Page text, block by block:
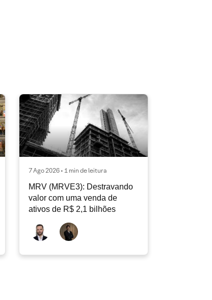
7 Ago 2026 • 1 min de leitura
MRV (MRVE3): Destravando
valor com uma venda de
ativos de R$ 2,1 bilhões